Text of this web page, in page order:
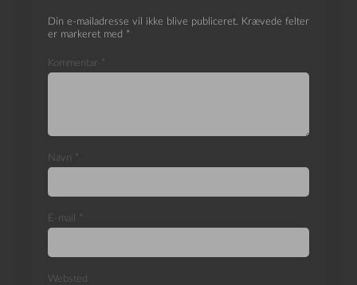
Din e-mailadresse vil ikke blive publiceret. Krævede felter
er markeret med *
Kommentar *
Navn *
E-mail *
Websted